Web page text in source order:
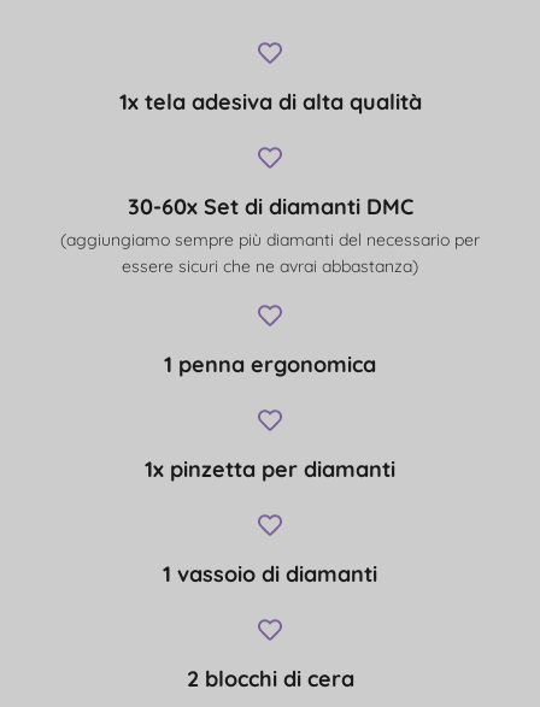
1x tela adesiva di alta qualità
30-60x Set di diamanti DMC
(aggiungiamo sempre più diamanti del necessario per
essere sicuri che ne avrai abbastanza)
1 penna ergonomica
1x pinzetta per diamanti
1 vassoio di diamanti
2 blocchi di cera